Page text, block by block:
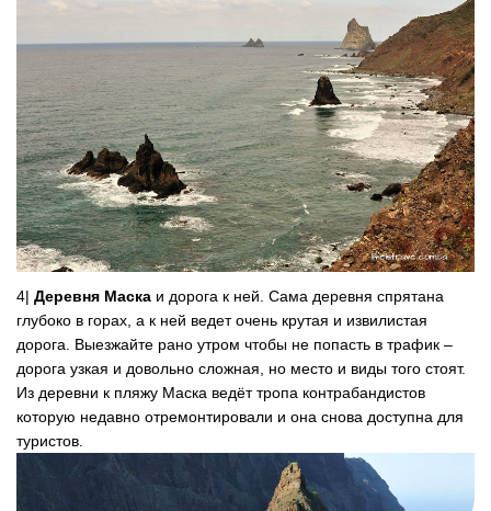
4| Деревня Маска и дорога к ней. Сама деревня спрятана
глубоко в горах, а к ней ведет очень крутая и извилистая
дорога. Выезжайте рано утром чтобы не попасть в трафик –
дорога узкая и довольно сложная, но место и виды того стоят.
Из деревни к пляжу Маска ведёт тропа контрабандистов
которую недавно отремонтировали и она снова доступна для
туристов.